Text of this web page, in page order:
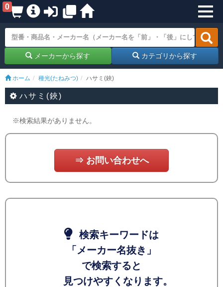
0
メーカーから探す カテゴリから探す
ホーム 種光(たねみつ) ハサミ(鋏)
ハサミ(鋏)
※検索結果がありません。
⇒ お問い合わせへ
検索キーワードは
「メーカー名抜き」
で検索すると
見つけやすくなります。